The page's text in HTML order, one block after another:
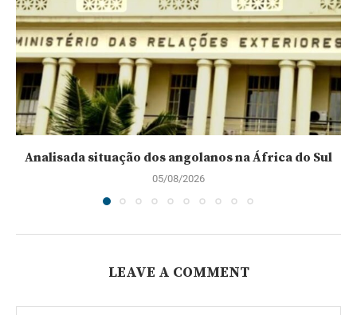
Analisada situação dos angolanos na África do Sul
05/08/2026
LEAVE A COMMENT